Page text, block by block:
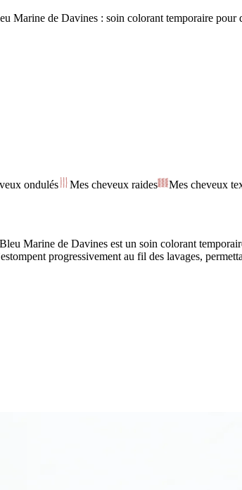
Marine de Davines : soin colorant temporaire pour
ondulés Mes cheveux raides Mes cheveux
Marine de Davines est un soin colorant
progressivement au fil des lavages,